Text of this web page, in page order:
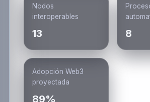
Nodos
interoperables
13 8
Adopción Web3
proyectada
89%